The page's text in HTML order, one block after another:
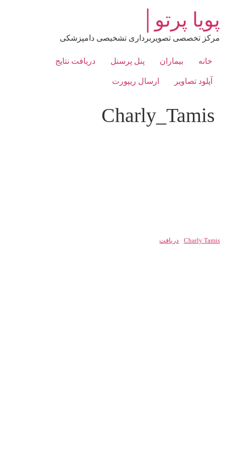
محتوا
پویا پرتو│
مرکز تخصصی تصویربرداری تشخیصی دامپزشکی
خانه بیماران پنل پرسنل دریافت نتایج
آپلود تصاویر ارسال ریپورت
Charly_Tamis
Charly Tamis دریافت